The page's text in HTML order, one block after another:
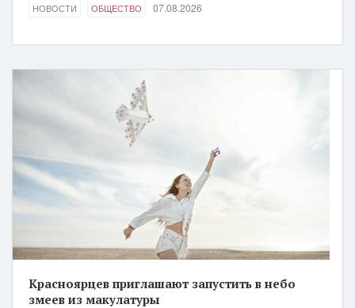
НОВОСТИ ОБЩЕСТВО 07.08.2026
Красноярцев приглашают запустить в небо
змеев из макулатуры